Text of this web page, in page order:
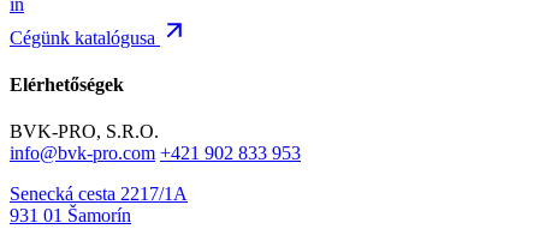
Cégünk katalógusa
Elérhetőségek
BVK-PRO, S.R.O.
info@bvk-pro.com +421 902 833 953
Senecká cesta 2217/1A
931 01 Šamorín